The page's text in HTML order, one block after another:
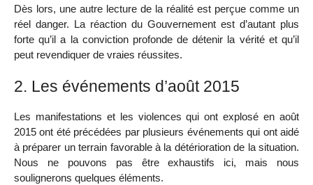
Dès lors, une autre lecture de la réalité est perçue comme un
réel danger. La réaction du Gouvernement est d’autant plus
forte qu’il a la conviction profonde de détenir la vérité et qu’il
peut revendiquer de vraies réussites.
2. Les événements d’août 2015
Les manifestations et les violences qui ont explosé en août
2015 ont été précédées par plusieurs événements qui ont aidé
à préparer un terrain favorable à la détérioration de la situation.
Nous ne pouvons pas être exhaustifs ici, mais nous
soulignerons quelques éléments.